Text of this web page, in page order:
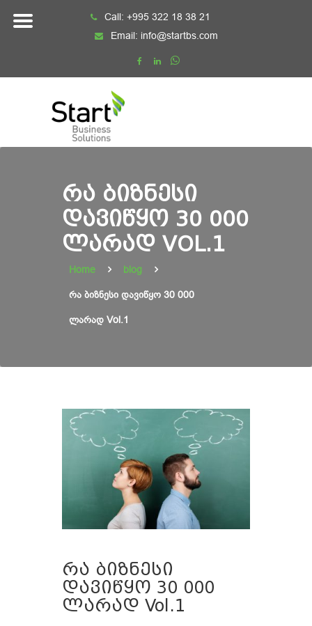
Call: +995 322 18 38 21
Email: info@startbs.com
ᲠᲐ ᲑᲘᲖᲜᲔᲡᲘ
ᲓᲐᲕᲘᲬᲧᲝ 30 000
ᲚᲐᲠᲐᲓ VOL.1
Home blog
რა ბიზნესი დავიწყო 30 000
ლარად Vol.1
რა ბიზნესი
დავიწყო 30 000
ლარად Vol.1